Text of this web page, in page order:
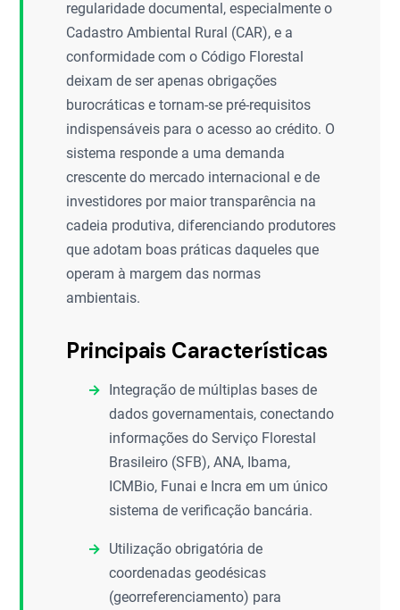
regularidade documental, especialmente o
Cadastro Ambiental Rural (CAR), e a
conformidade com o Código Florestal
deixam de ser apenas obrigações
burocráticas e tornam-se pré-requisitos
indispensáveis para o acesso ao crédito. O
sistema responde a uma demanda
crescente do mercado internacional e de
investidores por maior transparência na
cadeia produtiva, diferenciando produtores
que adotam boas práticas daqueles que
operam à margem das normas
ambientais.
Principais Características
Integração de múltiplas bases de
dados governamentais, conectando
informações do Serviço Florestal
Brasileiro (SFB), ANA, Ibama,
ICMBio, Funai e Incra em um único
sistema de verificação bancária.
Utilização obrigatória de
coordenadas geodésicas
(georreferenciamento) para